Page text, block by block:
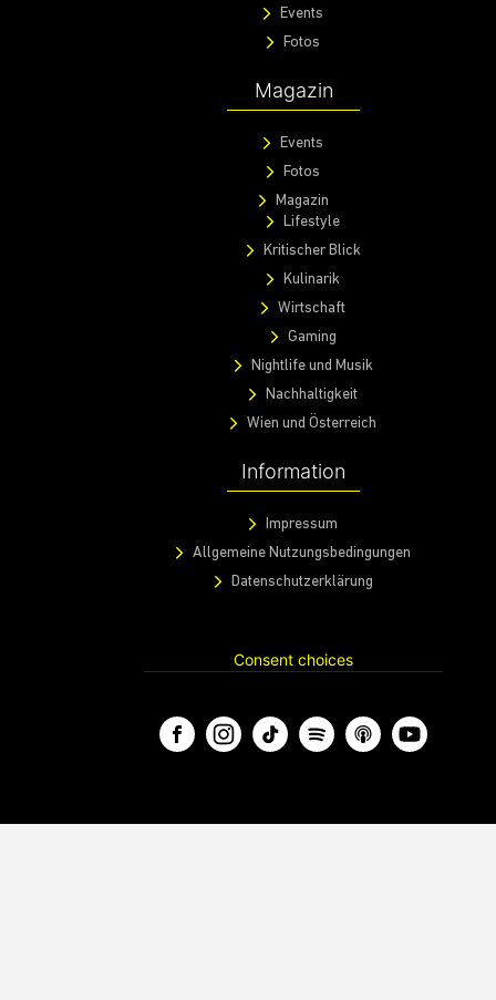
Events
Fotos
Magazin
Events
Fotos
Magazin
Lifestyle
Kritischer Blick
Kulinarik
Wirtschaft
Gaming
Nightlife und Musik
Nachhaltigkeit
Wien und Österreich
Information
Impressum
Allgemeine Nutzungsbedingungen
Datenschutzerklärung
Consent choices